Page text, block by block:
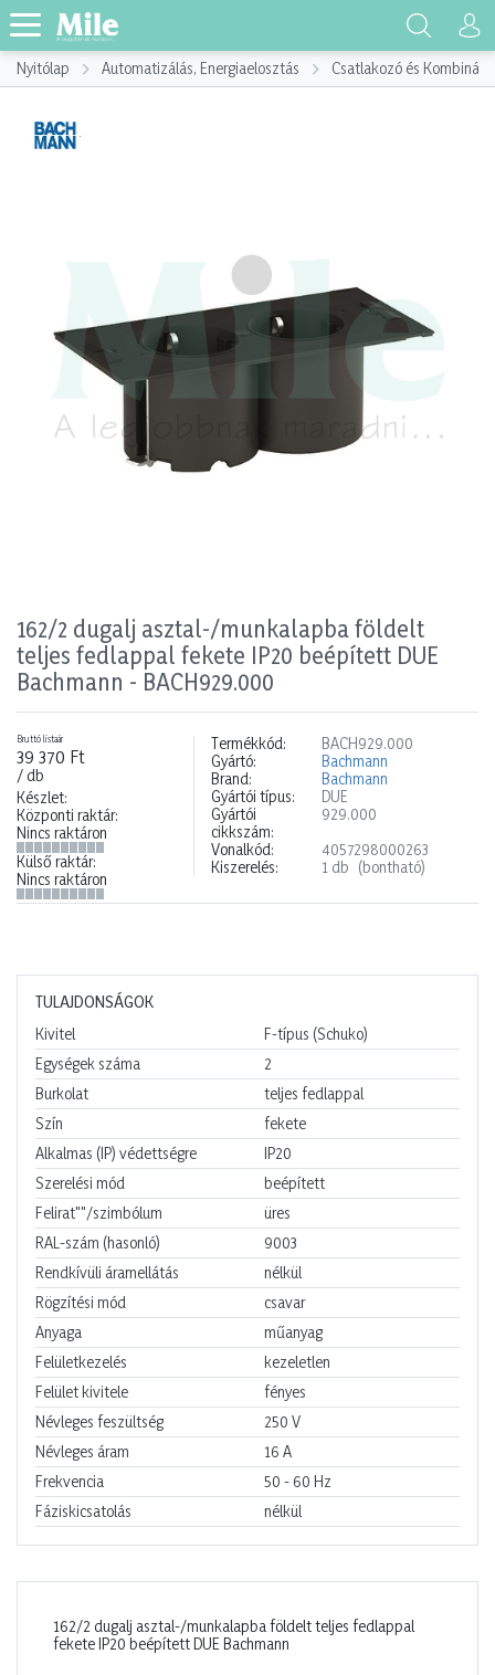
Nyitólap Automatizálás, Energiaelosztás Csatlakozó és
162/2 dugalj asztal-/munkalapba földelt
teljes fedlappal fekete IP20 beépített DUE
Bachmann - BACH929.000
Bruttó listaár
39 370 Ft
/ db
Készlet:
Központi raktár:
Nincs raktáron
Külső raktár:
Nincs raktáron
Termékkód:
BACH929.000
Gyártó:
Bachmann
Brand:
Bachmann
Gyártói típus:
DUE
Gyártói
cikkszám:
929.000
Vonalkód:
4057298000263
Kiszerelés:
1 db (bontható)
TULAJDONSÁGOK
Kivitel
F-típus (Schuko)
Egységek száma
2
Burkolat
teljes fedlappal
Szín
fekete
Alkalmas (IP) védettségre
IP20
Szerelési mód
beépített
Felirat""/szimbólum
üres
RAL-szám (hasonló)
9003
Rendkívüli áramellátás
nélkül
Rögzítési mód
csavar
Anyaga
műanyag
Felületkezelés
kezeletlen
Felület kivitele
fényes
Névleges feszültség
250 V
Névleges áram
16 A
Frekvencia
50 - 60 Hz
Fáziskicsatolás
nélkül
162/2 dugalj asztal-/munkalapba földelt teljes fedlappal
fekete IP20 beépített DUE Bachmann